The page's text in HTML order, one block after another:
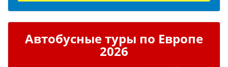
Автобусные туры по Европе
2026